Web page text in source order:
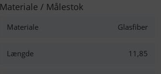
Materiale / Målestok
Materiale Glasfiber
Længde 11,85